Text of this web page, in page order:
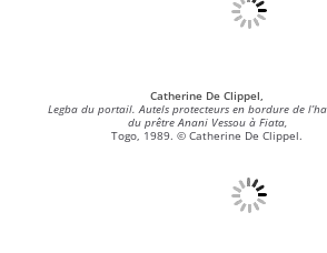
Catherine De Clippel,
Legba du portail. Autels protecteurs en bordure de
du prêtre Anani Vessou à Fiata,
Togo, 1989. © Catherine De Clippel.